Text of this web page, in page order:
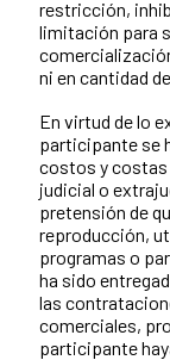
restricción,
limitación para
ni en cantidad
En virtud de lo
participante se
costos y costas
judicial o
pretensión de
reproducción,
programas o
ha sido
las
comerciales,
participante